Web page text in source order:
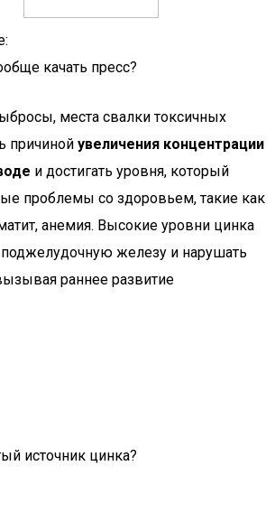
качать пресс?
места свалки токсичных
причиной увеличения концентрации
и достигать уровня, который
проблемы со здоровьем, такие как
анемия. Высокие уровни цинка
железу и нарушать
раннее развитие
источник цинка?